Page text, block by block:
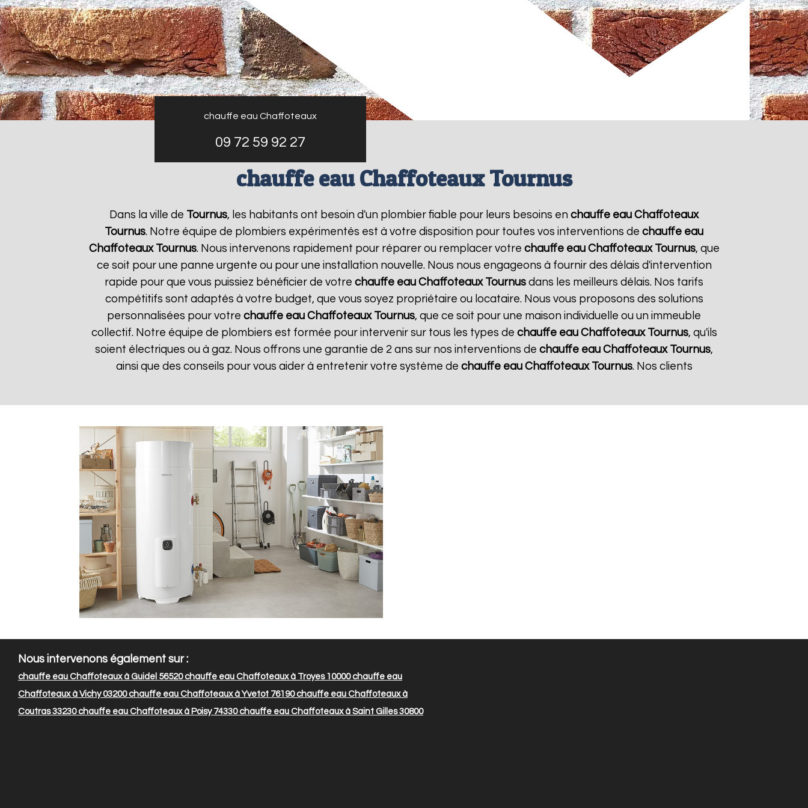
chauffe eau Chaffoteaux
09 72 59 92 27
chauffe eau Chaffoteaux Tournus
Dans la ville de Tournus, les habitants ont besoin d'un plombier fiable pour leurs besoins en chauffe eau Chaffoteaux
Tournus. Notre équipe de plombiers expérimentés est à votre disposition pour toutes vos interventions de chauffe eau
Chaffoteaux Tournus. Nous intervenons rapidement pour réparer ou remplacer votre chauffe eau Chaffoteaux Tournus, que
ce soit pour une panne urgente ou pour une installation nouvelle. Nous nous engageons à fournir des délais d'intervention
rapide pour que vous puissiez bénéficier de votre chauffe eau Chaffoteaux Tournus dans les meilleurs délais. Nos tarifs
compétitifs sont adaptés à votre budget, que vous soyez propriétaire ou locataire. Nous vous proposons des solutions
personnalisées pour votre chauffe eau Chaffoteaux Tournus, que ce soit pour une maison individuelle ou un immeuble
collectif. Notre équipe de plombiers est formée pour intervenir sur tous les types de chauffe eau Chaffoteaux Tournus, qu'ils
soient électriques ou à gaz. Nous offrons une garantie de 2 ans sur nos interventions de chauffe eau Chaffoteaux Tournus,
ainsi que des conseils pour vous aider à entretenir votre système de chauffe eau Chaffoteaux Tournus. Nos clients
Nous intervenons également sur :
chauffe eau Chaffoteaux à Guidel 56520chauffe eau Chaffoteaux à Troyes 10000chauffe eau
Chaffoteaux à Vichy 03200chauffe eau Chaffoteaux à Yvetot 76190chauffe eau Chaffoteaux à
Coutras 33230chauffe eau Chaffoteaux à Poisy 74330chauffe eau Chaffoteaux à Saint Gilles 30800